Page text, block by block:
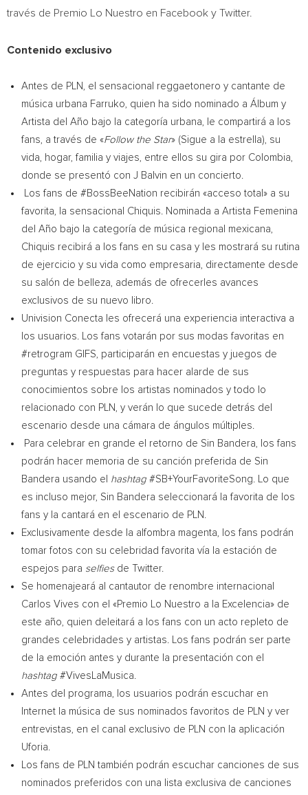
través de Premio Lo Nuestro en Facebook y Twitter.
Contenido exclusivo
Antes de PLN, el sensacional reggaetonero y cantante de
música urbana Farruko, quien ha sido nominado a Álbum y
Artista del Año bajo la categoría urbana, le compartirá a los
fans, a través de «Follow the Star» (Sigue a la estrella), su
vida, hogar, familia y viajes, entre ellos su gira por Colombia,
donde se presentó con J Balvin en un concierto.
Los fans de #BossBeeNation recibirán «acceso total» a su
favorita, la sensacional Chiquis. Nominada a Artista Femenina
del Año bajo la categoría de música regional mexicana,
Chiquis recibirá a los fans en su casa y les mostrará su rutina
de ejercicio y su vida como empresaria, directamente desde
su salón de belleza, además de ofrecerles avances
exclusivos de su nuevo libro.
Univision Conecta les ofrecerá una experiencia interactiva a
los usuarios. Los fans votarán por sus modas favoritas en
#retrogram GIFS, participarán en encuestas y juegos de
preguntas y respuestas para hacer alarde de sus
conocimientos sobre los artistas nominados y todo lo
relacionado con PLN, y verán lo que sucede detrás del
escenario desde una cámara de ángulos múltiples.
Para celebrar en grande el retorno de Sin Bandera, los fans
podrán hacer memoria de su canción preferida de Sin
Bandera usando el hashtag #SB+YourFavoriteSong. Lo que
es incluso mejor, Sin Bandera seleccionará la favorita de los
fans y la cantará en el escenario de PLN.
Exclusivamente desde la alfombra magenta, los fans podrán
tomar fotos con su celebridad favorita vía la estación de
espejos para selfies de Twitter.
Se homenajeará al cantautor de renombre internacional
Carlos Vives con el «Premio Lo Nuestro a la Excelencia» de
este año, quien deleitará a los fans con un acto repleto de
grandes celebridades y artistas. Los fans podrán ser parte
de la emoción antes y durante la presentación con el
hashtag #VivesLaMusica.
Antes del programa, los usuarios podrán escuchar en
Internet la música de sus nominados favoritos de PLN y ver
entrevistas, en el canal exclusivo de PLN con la aplicación
Uforia.
Los fans de PLN también podrán escuchar canciones de sus
nominados preferidos con una lista exclusiva de canciones